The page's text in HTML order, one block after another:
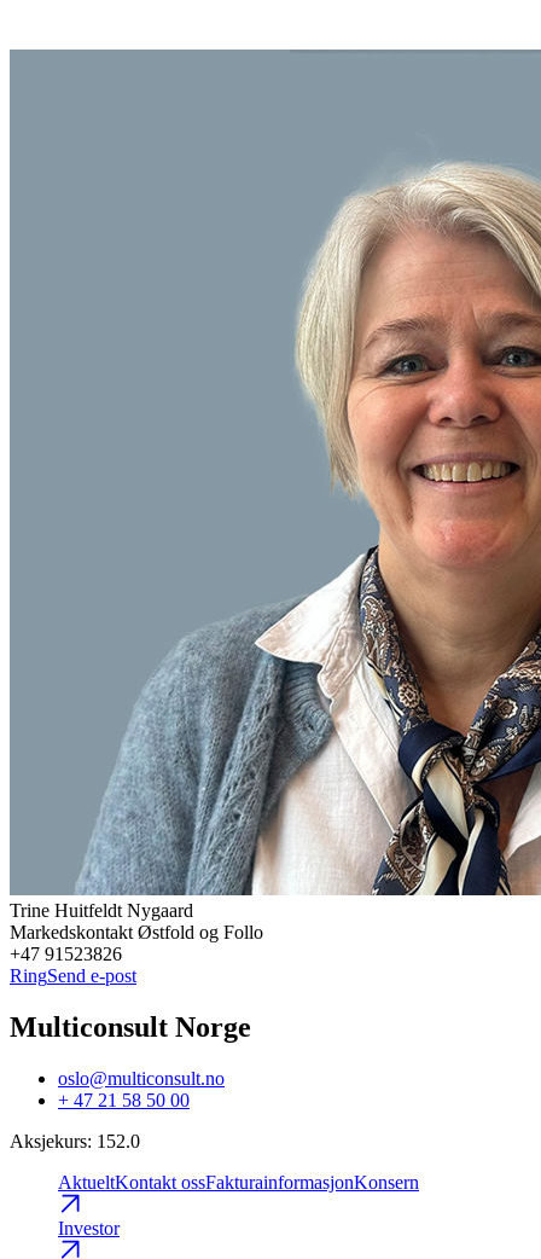
Trine Huitfeldt Nygaard
Markedskontakt Østfold og Follo
+47 91523826
RingSend e-post
Multiconsult Norge
oslo@multiconsult.no
+ 47 21 58 50 00
Aksjekurs: 152.0
AktueltKontakt ossFakturainformasjonKonsern
Investor